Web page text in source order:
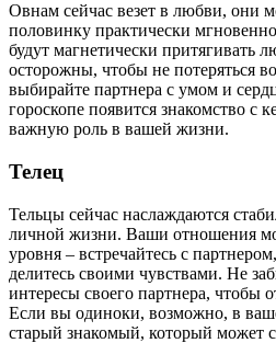
Овнам сейчас везет в любви, они
половинку практически
будут магнетически притягивать
осторожны, чтобы не потеряться
выбирайте партнера с умом и
гороскопе появится знакомство с
важную роль в вашей жизни.
Телец
Тельцы сейчас наслаждаются
личной жизни. Ваши отношения
уровня – встречайтесь с
делитесь своими чувствами. Не
интересы своего партнера, чтобы
Если вы одиноки, возможно, в
старый знакомый, который может